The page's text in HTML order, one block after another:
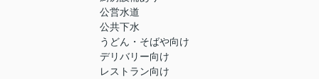
公営水道
公共下水
うどん・そばや向け
デリバリー向け
レストラン向け